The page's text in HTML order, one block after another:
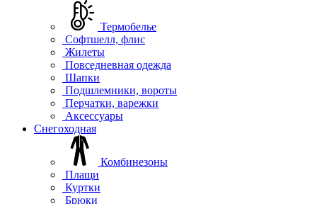
Термобелье
Софтшелл, флис
Жилеты
Повседневная одежда
Шапки
Подшлемники, вороты
Перчатки, варежки
Аксессуары
Снегоходная
Комбинезоны
Плащи
Куртки
Брюки